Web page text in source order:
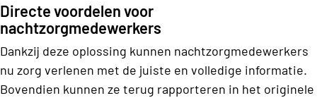
Directe voordelen voor
nachtzorgmedewerkers
Dankzij deze oplossing kunnen nachtzorgmedewerkers
nu zorg verlenen met de juiste en volledige informatie.
Bovendien kunnen ze terug rapporteren in het originele